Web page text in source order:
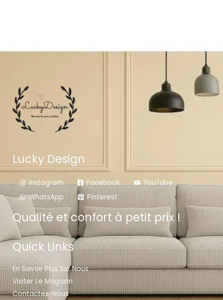
Lucky Design
Instagram Facebook
YouTube
WhatsApp
Pinterest
Qualité et confort à petit prix !
Quick Links
En Savoir Plus Sur Nous
Visiter Le Magasin
Contactez-Nous